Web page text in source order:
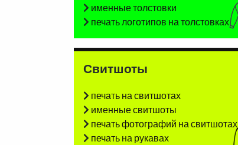
именные толстовки
печать логотипов на толстовках
Свитшоты
печать на свитшотах
именные свитшоты
печать фотографий на свитшотах
печать на рукавах